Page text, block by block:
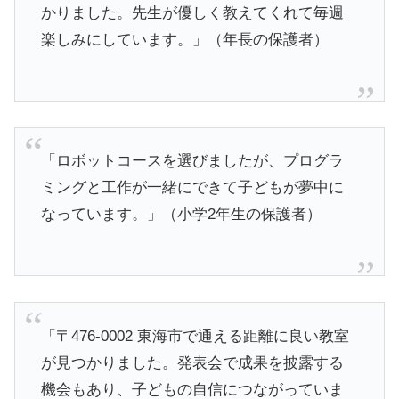
かりました。先生が優しく教えてくれて毎週
楽しみにしています。」（年長の保護者）
「ロボットコースを選びましたが、プログラ
ミングと工作が一緒にできて子どもが夢中に
なっています。」（小学2年生の保護者）
「〒476-0002 東海市で通える距離に良い教室
が見つかりました。発表会で成果を披露する
機会もあり、子どもの自信につながっていま